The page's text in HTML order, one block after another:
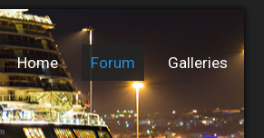
Home Forum Galleries